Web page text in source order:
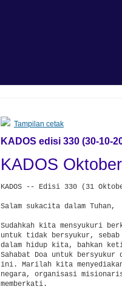
Tampilan cetak
KADOS edisi 330 (30-10-
KADOS
KADOS -- Edisi 330 (31
Salam sukacita dalam Tuhan,
Sudahkah kita mensyukuri
untuk tidak bersyukur,
dalam hidup kita, bahkan
Sahabat Doa untuk bersyukur
ini. Marilah kita
negara, organisasi
memberkati.